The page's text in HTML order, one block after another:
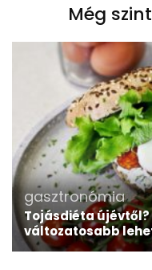
Még
gasztronómia
Tojásdiéta
változatosabb